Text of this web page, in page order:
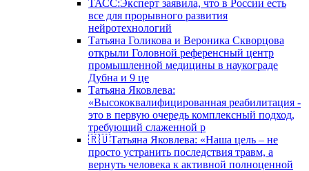
ТАСС:Эксперт заявила, что в России есть
все для прорывного развития
нейротехнологий
Татьяна Голикова и Вероника Скворцова
открыли Головной референсный центр
промышленной медицины в наукограде
Дубна и 9 це
Татьяна Яковлева:
«Высококвалифицированная реабилитация -
это в первую очередь комплексный подход,
требующий слаженной р
🇷🇺Татьяна Яковлева: «Наша цель – не
просто устранить последствия травм, а
вернуть человека к активной полноценной